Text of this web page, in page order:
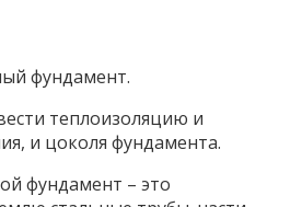
фундамент.
теплоизоляцию и
и цоколя фундамента.
фундамент – это